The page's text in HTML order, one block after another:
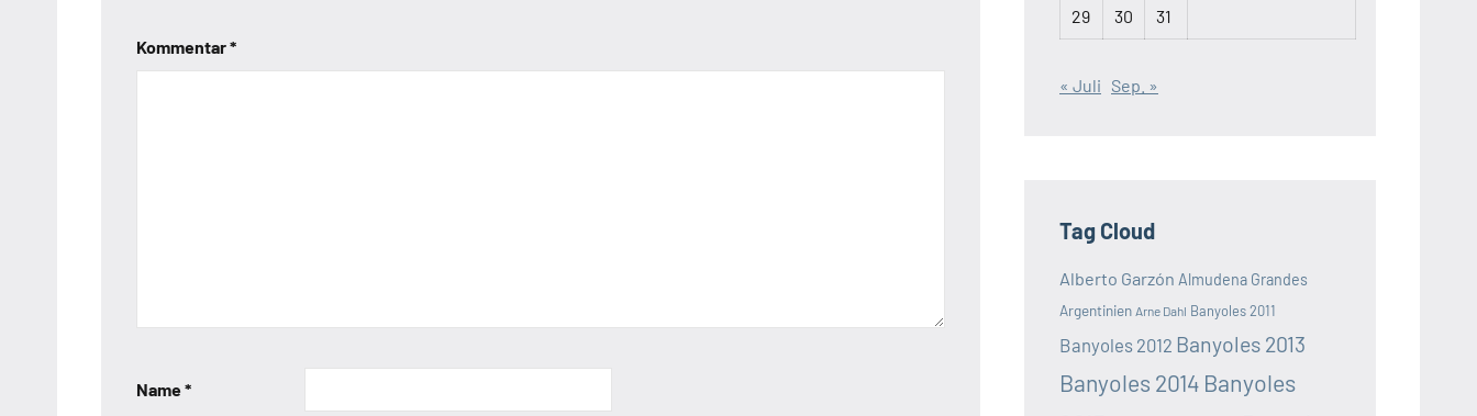
Kommentar*
Name*
29 30 31
« Juli Sep. »
Tag Cloud
Alberto Garzón Almudena Grandes
Argentinien Arne Dahl Banyoles 2011
Banyoles 2012 Banyoles 2013
Banyoles 2014 Banyoles